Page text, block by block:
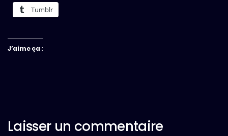
Tumblr
J’aime ça :
Laisser un commentaire